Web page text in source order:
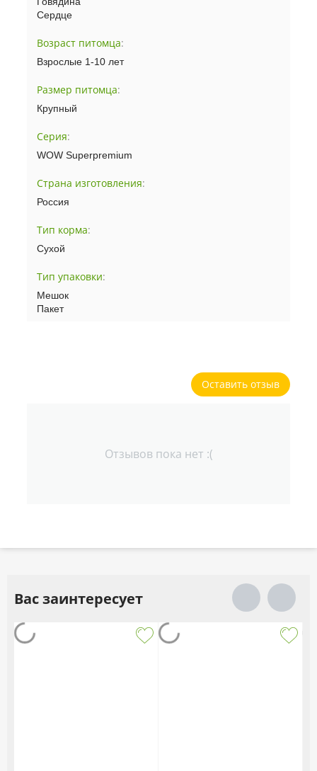
Сердце
Возраст питомца:
Взрослые 1-10 лет
Размер питомца:
Крупный
Серия:
WOW Superpremium
Страна изготовления:
Россия
Тип корма:
Сухой
Тип упаковки:
Мешок
Пакет
Оставить отзыв
Отзывов пока нет :(
Вас заинтересует